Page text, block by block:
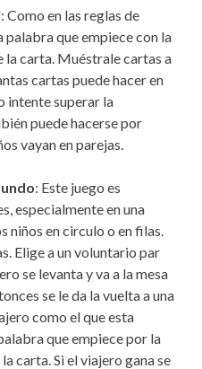
: Como en las reglas de
que empiece con la
la carta. Muéstrale cartas a
cartas puede hacer en
intente superar la
puede hacerse por
vayan en parejas.
: Este juego es
especialmente en una
niños en circulo o en filas.
Elige a un voluntario par
se levanta y va a la mesa
se le da la vuelta a una
como el que esta
que empiece por la
carta. Si el viajero gana se